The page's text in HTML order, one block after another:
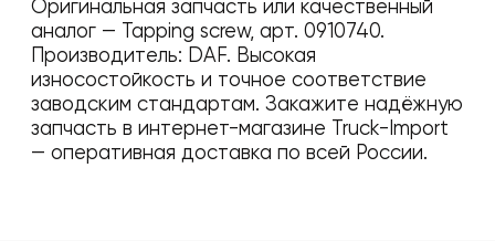
Оригинальная запчасть или качественный
аналог — Tapping screw, арт. 0910740.
Производитель: DAF. Высокая
износостойкость и точное соответствие
заводским стандартам. Закажите надёжную
запчасть в интернет-магазине Truck-Import
— оперативная доставка по всей России.